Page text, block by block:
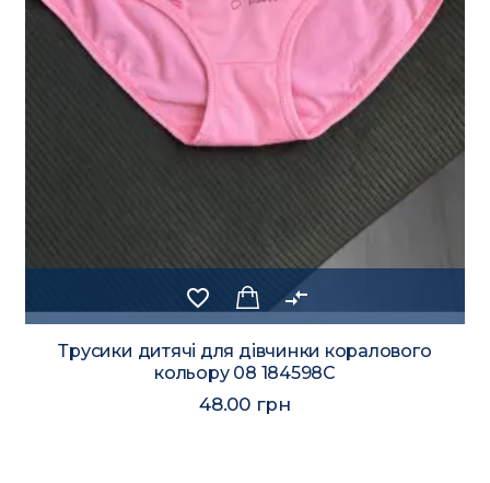
favorite_border compare_arrows
Трусики дитячі для дівчинки коралового
кольору 08 184598C
48.00 грн